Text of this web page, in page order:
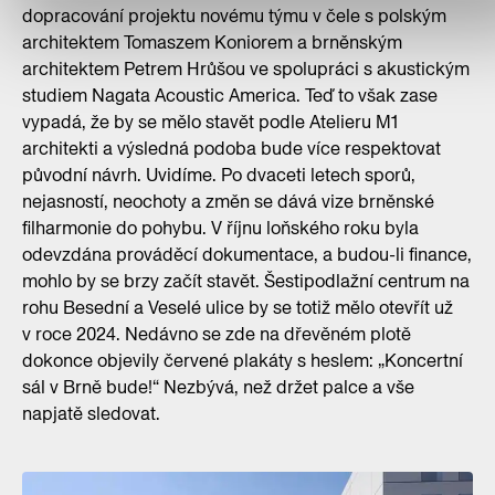
dopracování projektu novému týmu v čele s polským
architektem Tomaszem Koniorem a brněnským
architektem Petrem Hrůšou ve spolupráci s akustickým
studiem Nagata Acoustic America. Teď to však zase
vypadá, že by se mělo stavět podle Atelieru M1
architekti a výsledná podoba bude více respektovat
původní návrh. Uvidíme. Po dvaceti letech sporů,
nejasností, neochoty a změn se dává vize brněnské
filharmonie do pohybu. V říjnu loňského roku byla
odevzdána prováděcí dokumentace, a budou-li finance,
mohlo by se brzy začít stavět. Šestipodlažní centrum na
rohu Besední a Veselé ulice by se totiž mělo otevřít už
v roce 2024. Nedávno se zde na dřevěném plotě
dokonce objevily červené plakáty s heslem: „Koncertní
sál v Brně bude!“ Nezbývá, než držet palce a vše
napjatě sledovat.